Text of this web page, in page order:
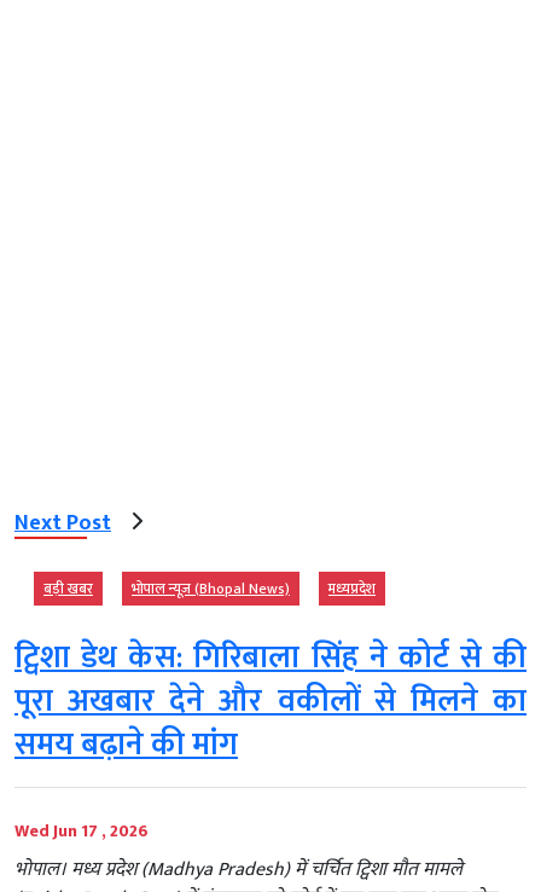
Next Post
बड़ी खबर भोपाल न्यूज़ (Bhopal News) मध्‍यप्रदेश
ट्विशा डेथ केस: गिरिबाला सिंह ने कोर्ट से की
पूरा अखबार देने और वकीलों से मिलने का
समय बढ़ाने की मांग
Wed Jun 17 , 2026
भोपाल। मध्य प्रदेश (Madhya Pradesh) में चर्चित ट्विशा मौत मामले